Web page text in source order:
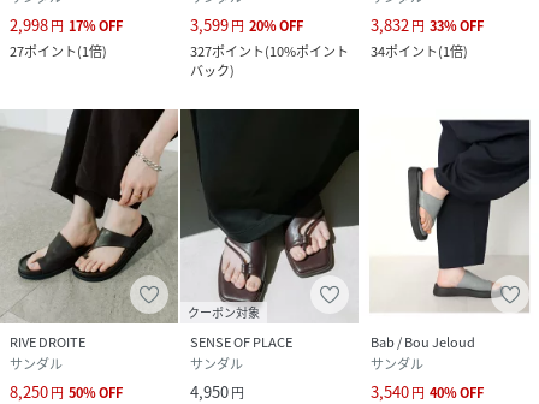
お買い物リストの管理にぜひご利用ください。
レディース
原産国 中国
素材
アッパー :
合成皮革 ソール :
合成底
サイズ 36、37、38
品番
RT9148_XX26230
XX26230-2213503-iUL-1z RT9148)
2,998円 17%OFF
27ポイント(1倍)
3,599円 20%OFF
327ポイント(10%ポイント
バック)
3,832円 33%OFF
34ポイント(1倍)
RIVE DROITE
サンダル
8,250円 50%OFF
クーポン対象
SENSE OF PLACE
サンダル
4,950円
Bab / Bou Jeloud
サンダル
3,540円 40%OFF